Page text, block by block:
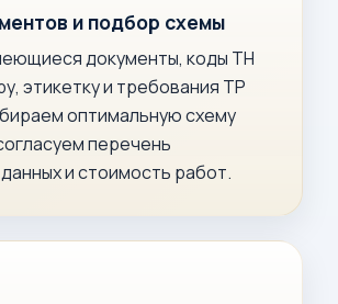
и подбор схемы
документы, коды ТН
этикетку и требования ТР
оптимальную схему
перечень
и стоимость работ.